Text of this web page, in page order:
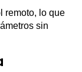
remoto, lo que
sin